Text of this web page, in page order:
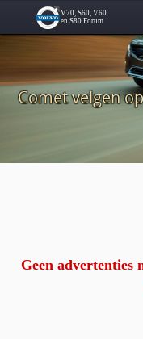
Comet velgen
Geen advertenties